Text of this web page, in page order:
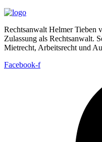
Rechtsanwalt Helmer Tieben
Zulassung als Rechtsanwalt.
Mietrecht, Arbeitsrecht und
Facebook-f